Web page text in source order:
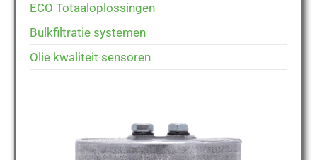
ECO Totaaloplossingen
Bulkfiltratie systemen
Olie kwaliteit sensoren